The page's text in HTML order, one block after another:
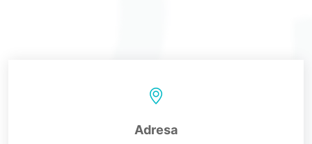
Adresa